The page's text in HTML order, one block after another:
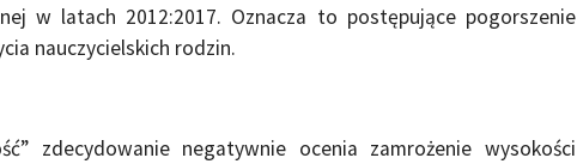
w latach 2012:2017. Oznacza to postępujące pogorszenie
nauczycielskich rodzin.
zdecydowanie negatywnie ocenia zamrożenie wysokości